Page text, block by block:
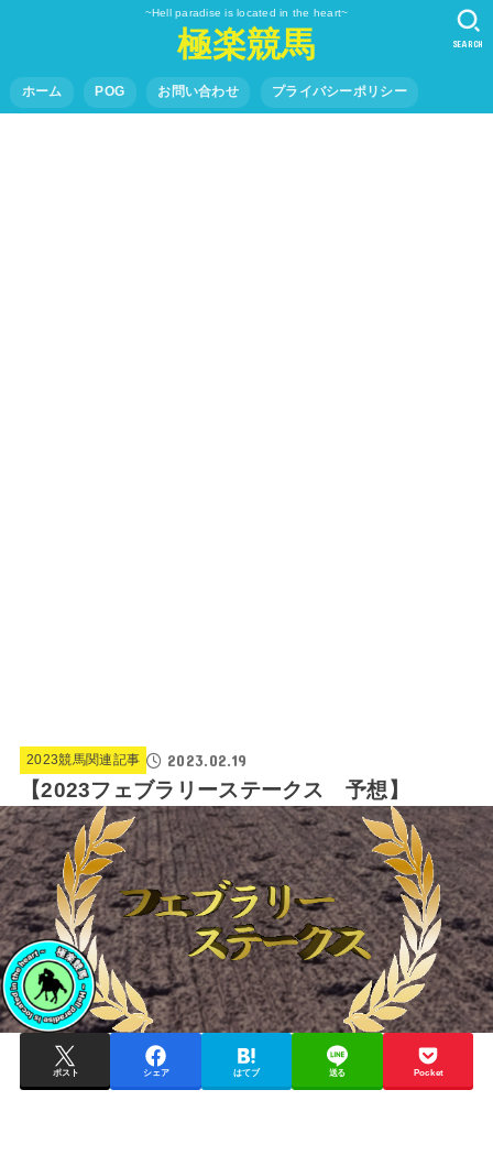
~Hell paradise is located in the heart~
極楽競馬
ホーム POG お問い合わせ プライバシーポリシー
SEARCH
2023競馬関連記事 2023.02.19
【2023フェブラリーステークス 予想】
ポスト シェア はてブ 送る Pocket